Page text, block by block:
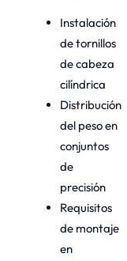
Instalación
de tornillos
de cabeza
cilíndrica
Distribución
del peso en
conjuntos
de
precisión
Requisitos
de montaje
en